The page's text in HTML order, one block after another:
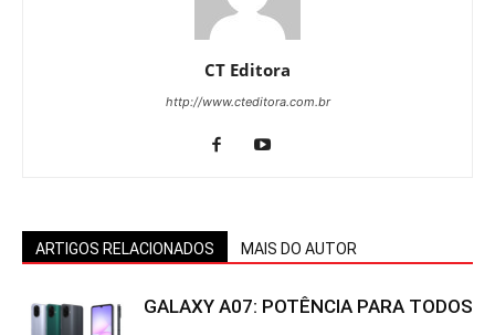
CT Editora
http://www.cteditora.com.br
ARTIGOS RELACIONADOS MAIS DO AUTOR
GALAXY A07: POTÊNCIA PARA TODOS